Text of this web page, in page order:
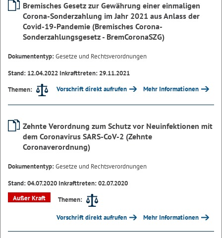
Bremisches Gesetz zur Gewährung einer einmaligen
Corona-Sonderzahlung im Jahr 2021 aus Anlass der
Covid-19-Pandemie (Bremisches Corona-
Sonderzahlungsgesetz - BremCoronaSZG)
Dokumententyp:Gesetze und Rechtsverordnungen
Stand: 12.04.2022 Inkrafttreten: 29.11.2021
Themen:
Vorschrift direkt aufrufen Mehr Informationen
Zehnte Verordnung zum Schutz vor Neuinfektionen mit
dem Coronavirus SARS-CoV-2 (Zehnte
Coronaverordnung)
Dokumententyp:Gesetze und Rechtsverordnungen
Stand: 04.07.2020 Inkrafttreten: 02.07.2020
Außer Kraft
Themen:
Vorschrift direkt aufrufen Mehr Informationen